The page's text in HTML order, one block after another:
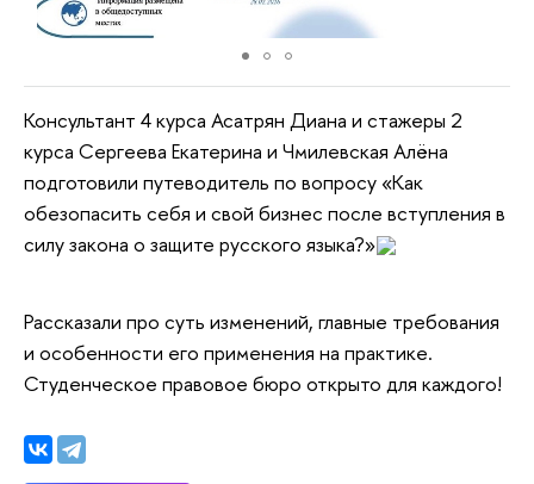
Консультант 4 курса Асатрян Диана и стажеры 2
курса Сергеева Екатерина и Чмилевская Алёна
подготовили путеводитель по вопросу «Как
обезопасить себя и свой бизнес после вступления в
силу закона о защите русского языка?»
Рассказали про суть изменений, главные требования
и особенности его применения на практике.
Студенческое правовое бюро открыто для каждого!